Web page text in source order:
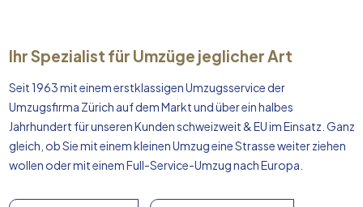
Ihr Spezialist für Umzüge jeglicher Art
Seit 1963 mit einem erstklassigen Umzugsservice der
Umzugsfirma Zürich auf dem Markt und über ein halbes
Jahrhundert für unseren Kunden schweizweit & EU im Einsatz. Ganz
gleich, ob Sie mit einem kleinen Umzug eine Strasse weiter ziehen
wollen oder mit einem Full-Service-Umzug nachEuropa